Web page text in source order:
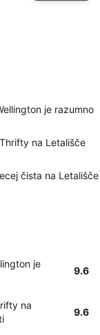
je razumno
na Letališče
čista na Letališče
je
9.6
na
9.6